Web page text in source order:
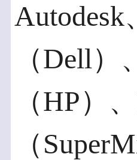
Autodesk
（Dell
（HP）
（